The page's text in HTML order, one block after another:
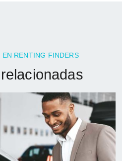
RENTING FINDERS